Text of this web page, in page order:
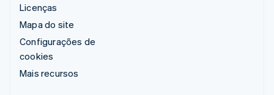
Licenças
Mapa do site
Configurações de
cookies
Mais recursos